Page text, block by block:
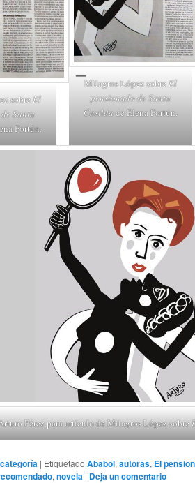
sobreEl
Santa
Fortún.
Milagros López sobreEl
pensionado de Santa
Casildade Elena Fortún.
Pérez para artículo de Milagros López sobre
| Etiquetado Ababol, autoras, El
, novela | Deja un comentario